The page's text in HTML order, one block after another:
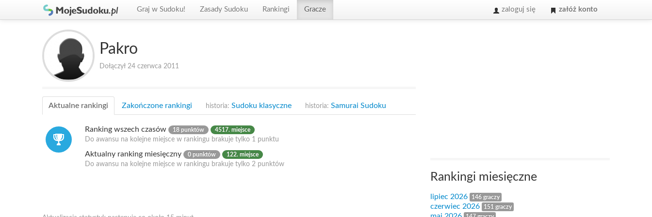
Graj w Sudoku! Zasady Sudoku Rankingi Gracze zaloguj się załóż konto
Pakro
Dołączył 24 czerwca 2011
Aktualne rankingi Zakończone rankingi historia: Sudoku klasyczne historia: Samurai Sudoku
Ranking wszech czasów 18 punktów 4517. miejsce
Do awansu na kolejne miejsce w rankingu brakuje tylko 1 punktu
Aktualny ranking miesięczny 0 punktów 122. miejsce
Do awansu na kolejne miejsce w rankingu brakuje tylko 2 punktów
Rankingi miesięczne
lipiec 2026 146 graczy
czerwiec 2026 151 graczy